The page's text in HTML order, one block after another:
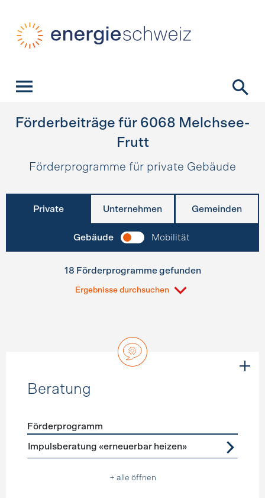
Förderbeiträge für 6068 Melchsee-
Frutt
Förderprogramme für private Gebäude
Private Unternehmen Gemeinden
Gebäude Mobilität
18 Förderprogramme gefunden
Ergebnisse durchsuchen
Beratung
Förderprogramme Beratung
Förderprogramm
Impulsberatung «erneuerbar heizen»
+ alle öffnen